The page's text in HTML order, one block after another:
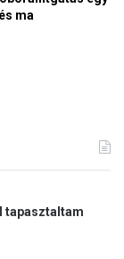
ma
tapasztaltam